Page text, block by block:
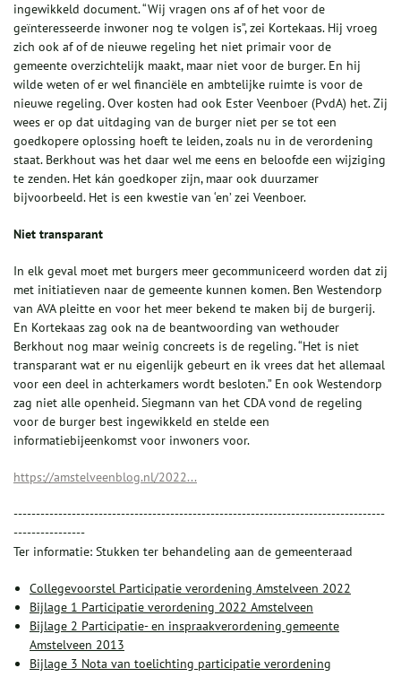
ingewikkeld document. “Wij vragen ons af of het voor de
geïnteresseerde inwoner nog te volgen is”, zei Kortekaas. Hij vroeg
zich ook af of de nieuwe regeling het niet primair voor de
gemeente overzichtelijk maakt, maar niet voor de burger. En hij
wilde weten of er wel financiële en ambtelijke ruimte is voor de
nieuwe regeling. Over kosten had ook Ester Veenboer (PvdA) het. Zij
wees er op dat uitdaging van de burger niet per se tot een
goedkopere oplossing hoeft te leiden, zoals nu in de verordening
staat. Berkhout was het daar wel me eens en beloofde een wijziging
te zenden. Het kán goedkoper zijn, maar ook duurzamer
bijvoorbeeld. Het is een kwestie van ‘en’ zei Veenboer.
Niet transparant
In elk geval moet met burgers meer gecommuniceerd worden dat zij
met initiatieven naar de gemeente kunnen komen. Ben Westendorp
van AVA pleitte en voor het meer bekend te maken bij de burgerij.
En Kortekaas zag ook na de beantwoording van wethouder
Berkhout nog maar weinig concreets is de regeling. “Het is niet
transparant wat er nu eigenlijk gebeurt en ik vrees dat het allemaal
voor een deel in achterkamers wordt besloten.” En ook Westendorp
zag niet alle openheid. Siegmann van het CDA vond de regeling
voor de burger best ingewikkeld en stelde een
informatiebijeenkomst voor inwoners voor.
https://amstelveenblog.nl/2022...
-----------------------------------------------------------------------------------
----------------
Ter informatie: Stukken ter behandeling aan de gemeenteraad
Collegevoorstel Participatie verordening Amstelveen 2022
Bijlage 1 Participatie verordening 2022 Amstelveen
Bijlage 2 Participatie- en inspraakverordening gemeente
Amstelveen 2013
Bijlage 3 Nota van toelichting participatie verordening